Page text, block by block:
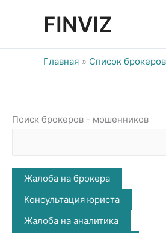
FINVIZ
Главная Список
Поиск брокеров - мошенников
Жалоба на брокера
Консультация юриста
Жалоба на аналитика